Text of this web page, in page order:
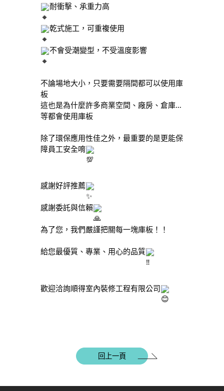
耐衝擊、承重力高
乾式施工，可重複使用
不會受潮變型，不受溫度影響
不論場地大小 ，只要需要隔間都可以使用庫
板
這也是為什麼許多商業空間、廠房、倉庫…
等都會使用庫板
除了環保應用性佳之外，最重要的是更能保
障員工安全唷
感謝好評推薦
感謝委託與信賴
為了您，我們嚴謹把關每一塊庫板！！
給您最優質、專業、用心的品質
歡迎洽詢順得室內裝修工程有限公司
回上一頁